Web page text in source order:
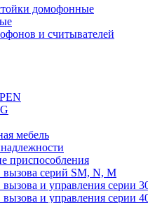
домофонные
и считывателей
мебель
приспособления
серий SM, N, M
и управления серии
и управления серии